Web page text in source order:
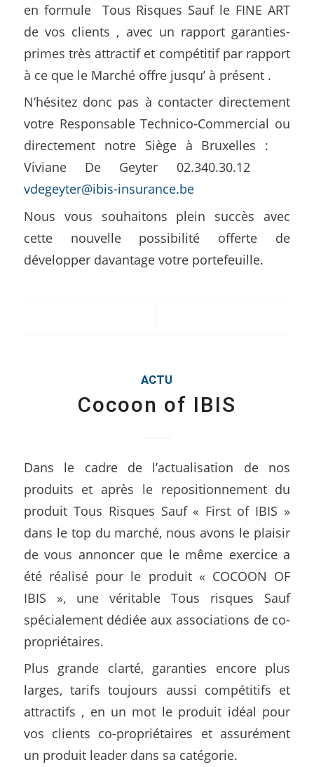
en formule Tous Risques Sauf le FINE ART
de vos clients , avec un rapport garanties-
primes très attractif et compétitif par rapport
à ce que le Marché offre jusqu’ à présent .
N’hésitez donc pas à contacter directement
votre Responsable Technico-Commercial ou
directement notre Siège à Bruxelles :
Viviane De Geyter 02.340.30.12
vdegeyter@ibis-insurance.be
Nous vous souhaitons plein succès avec
cette nouvelle possibilité offerte de
développer davantage votre portefeuille.
ACTU
Cocoon of IBIS
Dans le cadre de l’actualisation de nos
produits et après le repositionnement du
produit Tous Risques Sauf « First of IBIS »
dans le top du marché, nous avons le plaisir
de vous annoncer que le même exercice a
été réalisé pour le produit « COCOON OF
IBIS », une véritable Tous risques Sauf
spécialement dédiée aux associations de co-
propriétaires.
Plus grande clarté, garanties encore plus
larges, tarifs toujours aussi compétitifs et
attractifs , en un mot le produit idéal pour
vos clients co-propriétaires et assurément
un produit leader dans sa catégorie.